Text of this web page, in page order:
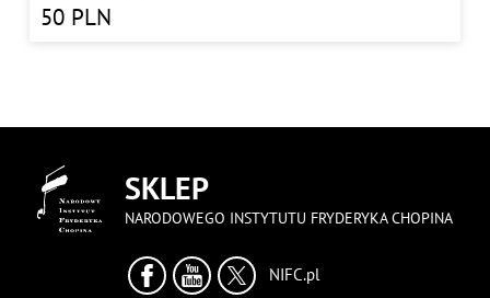
50 PLN
SKLEP
NARODOWEGO INSTYTUTU FRYDERYKA CHOPINA
NIFC.pl